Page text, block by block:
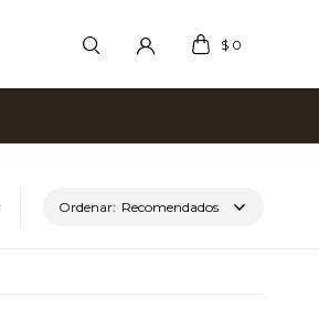
$ 0
Recomendados